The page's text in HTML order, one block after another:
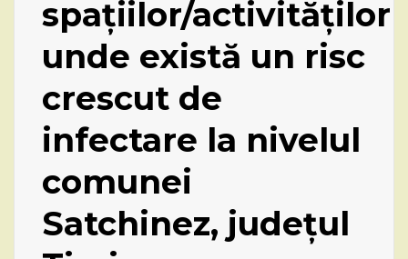
spațiilor/activităților
unde există un risc
crescut de
infectare la nivelul
comunei
Satchinez, județul